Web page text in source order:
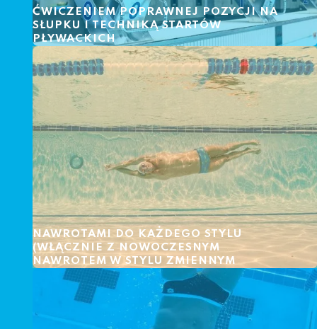
ĆWICZENIEM POPRAWNEJ POZYCJI NA
SŁUPKU I TECHNIKĄ STARTÓW
PŁYWACKICH
NAWROTAMI DO KAŻDEGO STYLU
(WŁĄCZNIE Z NOWOCZESNYM
NAWROTEM W STYLU ZMIENNYM